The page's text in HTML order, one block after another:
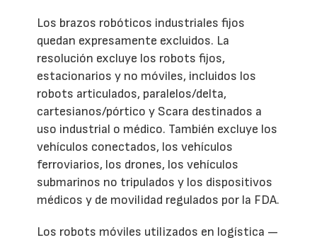
Los brazos robóticos industriales fijos
quedan expresamente excluidos. La
resolución excluye los robots fijos,
estacionarios y no móviles, incluidos los
robots articulados, paralelos/delta,
cartesianos/pórtico y Scara destinados a
uso industrial o médico. También excluye los
vehículos conectados, los vehículos
ferroviarios, los drones, los vehículos
submarinos no tripulados y los dispositivos
médicos y de movilidad regulados por la FDA.
Los robots móviles utilizados en logística —